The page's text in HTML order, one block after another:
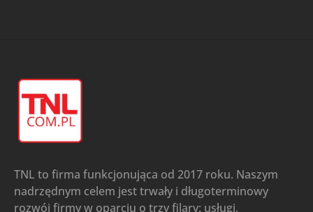
TNL to firma funkcjonująca od 2017 roku. Naszym
nadrzędnym celem jest trwały i długoterminowy
rozwój firmy w oparciu o trzy filary: usługi,